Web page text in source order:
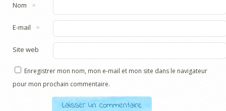
Nom *
E-mail *
Site web
Enregistrer mon nom, mon e-mail et mon site dans le navigateur
pour mon prochain commentaire.